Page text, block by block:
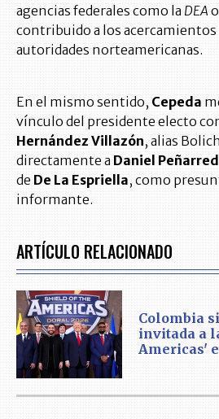
agencias federales como la DEA
contribuido a los acercamientos
autoridades norteamericanas.
En el mismo sentido, Cepeda
vínculo del presidente electo
Hernández Villazón, alias
directamente a Daniel
de De La Espriella, como
informante.
ARTÍCULO RELACIONADO
Colombia
invitada a
Americas'